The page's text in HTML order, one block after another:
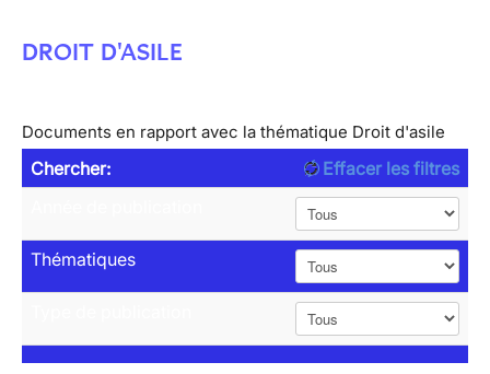
DROIT D'ASILE
Documents en rapport avec la thématique Droit d'asile
Chercher:
Effacer les filtres
Thématiques